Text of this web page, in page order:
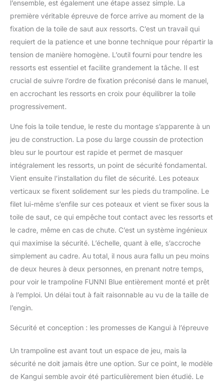
l’ensemble, est également une étape assez simple. La
première véritable épreuve de force arrive au moment de la
fixation de la toile de saut aux ressorts. C’est un travail qui
requiert de la patience et une bonne technique pour répartir la
tension de manière homogène. L’outil fourni pour tendre les
ressorts est essentiel et facilite grandement la tâche. Il est
crucial de suivre l’ordre de fixation préconisé dans le manuel,
en accrochant les ressorts en croix pour équilibrer la toile
progressivement.
Une fois la toile tendue, le reste du montage s’apparente à un
jeu de construction. La pose du large coussin de protection
bleu sur le pourtour est rapide et permet de masquer
intégralement les ressorts, un point de sécurité fondamental.
Vient ensuite l’installation du filet de sécurité. Les poteaux
verticaux se fixent solidement sur les pieds du trampoline. Le
filet lui-même s’enfile sur ces poteaux et vient se fixer sous la
toile de saut, ce qui empêche tout contact avec les ressorts et
le cadre, même en cas de chute. C’est un système ingénieux
qui maximise la sécurité. L’échelle, quant à elle, s’accroche
simplement au cadre. Au total, il nous aura fallu un peu moins
de deux heures à deux personnes, en prenant notre temps,
pour voir le trampoline FUNNI Blue entièrement monté et prêt
à l’emploi. Un délai tout à fait raisonnable au vu de la taille de
l’engin.
Sécurité et conception : les promesses de Kangui à l’épreuve
Un trampoline est avant tout un espace de jeu, mais la
sécurité ne doit jamais être une option. Sur ce point, le modèle
de Kangui semble avoir été particulièrement bien étudié. Le